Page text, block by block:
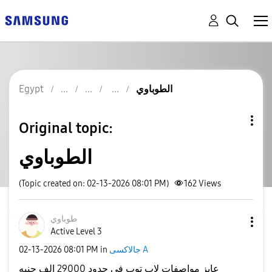
Egypt الطوباوي
Original topic:
الطوباوي
(Topic created on: 02-13-2026 08:01 PM) 162Views
طوباوي
Active Level 3
‎02-13-2026 08:01 PM in جالاكسى A